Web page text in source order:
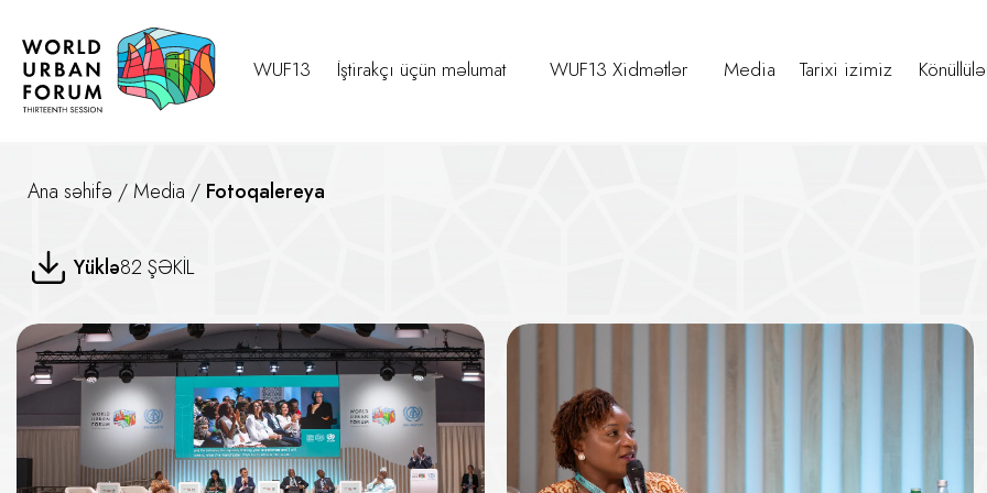
WUF13 İştirakçı üçün məlumat WUF13 Xidmətlər Media Tarixi izimiz
Ana səhifə /Media / Fotoqalereya
Afrika Əlçatan Mənzil Paktı — İnvestor Sessiyası üzrə
Yüklə82 ŞƏKİL